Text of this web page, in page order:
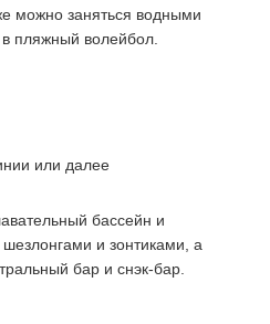
можно заняться водными
пляжный волейбол.
или далее
бассейн и
и зонтиками, а
бар и снэк-бар.